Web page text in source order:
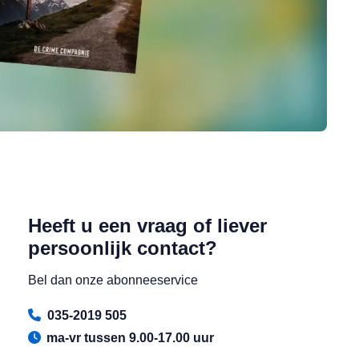
Heeft u een vraag of liever
persoonlijk contact?
Bel dan onze abonneeservice
035-2019 505
ma-vr tussen 9.00-17.00 uur